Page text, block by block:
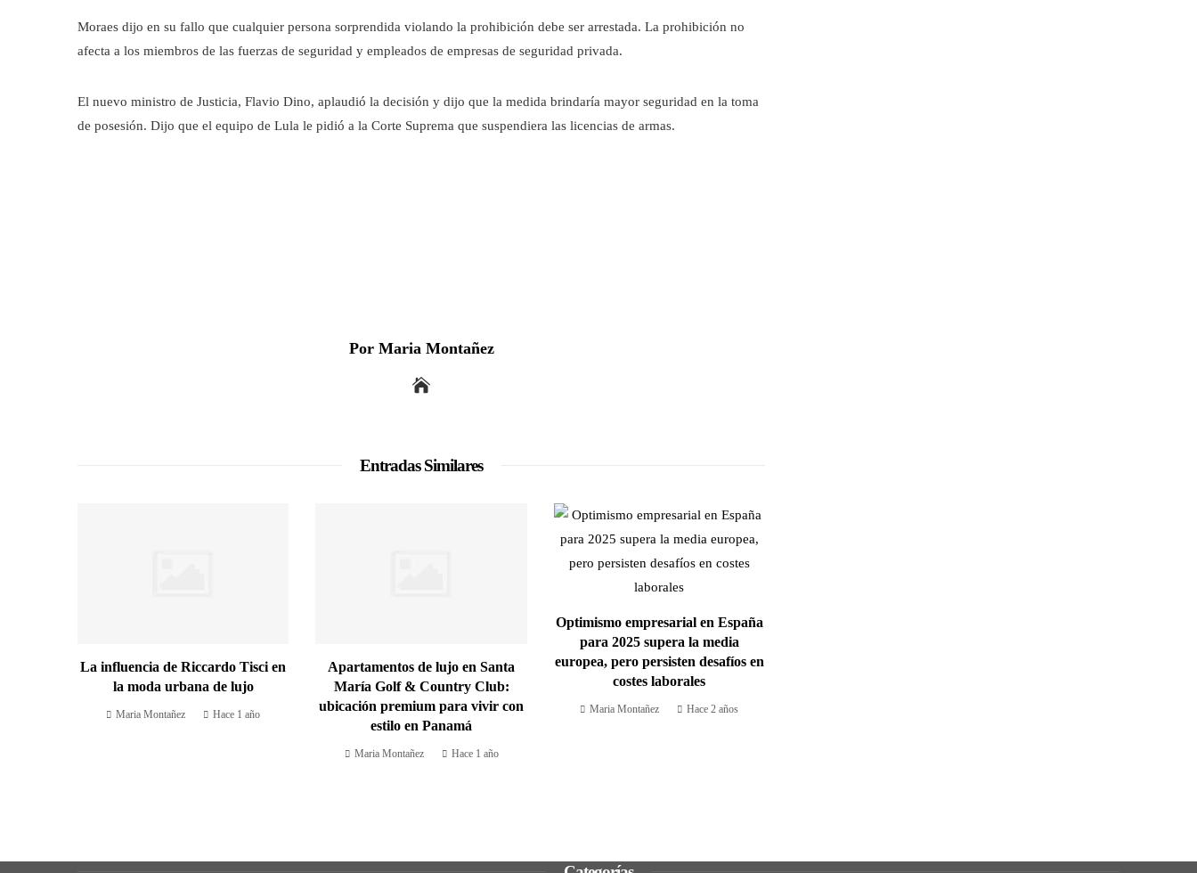
Moraes dijo en su fallo que cualquier persona sorprendida violando la prohibición debe ser arrestada. La prohibición no
afecta a los miembros de las fuerzas de seguridad y empleados de empresas de seguridad privada.
El nuevo ministro de Justicia, Flavio Dino, aplaudió la decisión y dijo que la medida brindaría mayor seguridad en la toma
de posesión. Dijo que el equipo de Lula le pidió a la Corte Suprema que suspendiera las licencias de armas.
Por Maria Montañez
Entradas Similares
La influencia de Riccardo Tisci en
la moda urbana de lujo
Maria Montañez Hace 1 año
Apartamentos de lujo en Santa
María Golf & Country Club:
ubicación premium para vivir con
estilo en Panamá
Maria Montañez Hace 1 año
Optimismo empresarial en España
para 2025 supera la media
europea, pero persisten desafíos en
costes laborales
Maria Montañez Hace 2 años